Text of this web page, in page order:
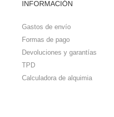
INFORMACIÓN
Gastos de envío
Formas de pago
Devoluciones y garantías
TPD
Calculadora de alquimia